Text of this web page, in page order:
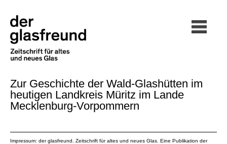
Zur Geschichte der Wald-Glashütten im
heutigen Landkreis Müritz im Lande
Mecklenburg-Vorpommern
Impressum: der glasfreund. Zeitschrift für altes und neues Glas. Eine Publikation der